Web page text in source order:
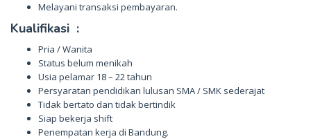
Melayani transaksi pembayaran.
Kualifikasi :
Pria / Wanita
Status belum menikah
Usia pelamar 18 – 22 tahun
Persyaratan pendidikan lulusan SMA / SMK sederajat
Tidak bertato dan tidak bertindik
Siap bekerja shift
Penempatan kerja di Bandung.